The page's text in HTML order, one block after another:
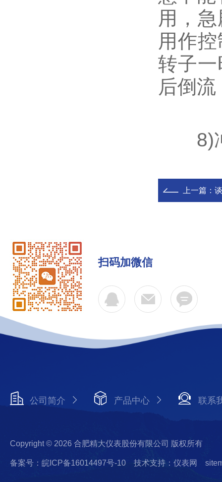
用，
用作
转子
后倒
8)冲
上一篇：
扫码加微信
公司简介 产品中心 联系
Copyright © 2026 合肥精大仪表股份有限公司 版权所有
备案号：皖ICP备16014497号-10 技术支持：仪表网